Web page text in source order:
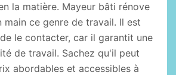
la matière. Mayeur bâti rénove
main ce genre de travail. Il est
le contacter, car il garantit une
de travail. Sachez qu'il peut
abordables et accessibles à